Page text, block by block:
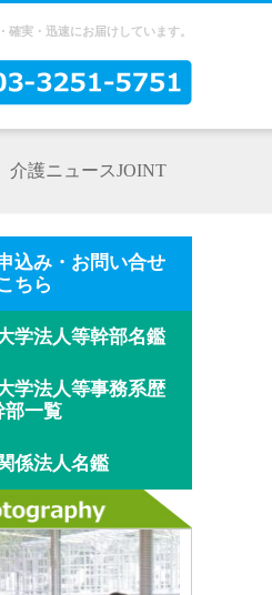
実・迅速にお届けしています。
介護ニュースJOINT
込み・お問い合せ
ちら
学法人等幹部名鑑
学法人等事務系歴
部一覧
係法人名鑑